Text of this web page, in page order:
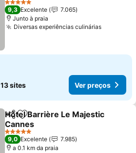
5 Estrelas
9,3 Excelente
7.065
Junto à praia
Diversas experiências culinárias
13 sites Ver preços
PartilharAdicionar aos favoritos
Hôtel Barrière Le Majestic
Cannes
5 Estrelas
9,0 Excelente
7.985
a 0.1 km da praia